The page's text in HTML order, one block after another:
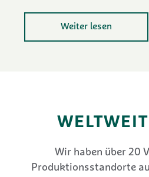
Weiter lesen
Wir haben über 20
Produktionsstandorte